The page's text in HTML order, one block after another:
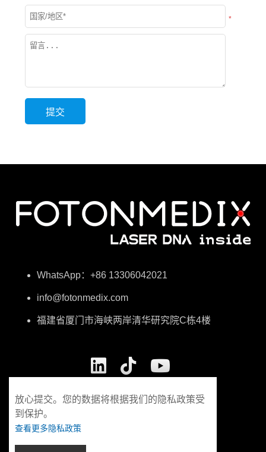
*
WhatsApp：+86 13306042021
info@fotonmedix.com
福建省厦门市海峡两岸清华研究院C栋4楼
放心提交。您的数据将根据我们的隐私政策受
到保护。
查看更多隐私政策